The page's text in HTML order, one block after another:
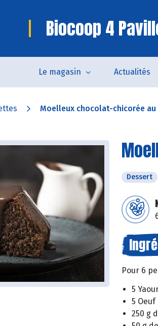
Biocoop 4
Le magasin Actualités
Moelleux chocolat-chicorée
Dessert
Pour 6
5
5 Oeuf
250 g